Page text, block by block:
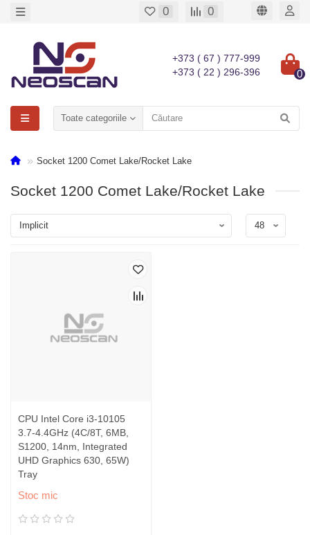
0 0
+373 ( 67 ) 777-999
+373 ( 22 ) 296-396
0
Toate categoriile
Socket 1200 Comet Lake/Rocket Lake
Socket 1200 Comet Lake/Rocket Lake
CPU Intel Core i3-10105
3.7-4.4GHz (4C/8T, 6MB,
S1200, 14nm, Integrated
UHD Graphics 630, 65W)
Tray
Stoc mic